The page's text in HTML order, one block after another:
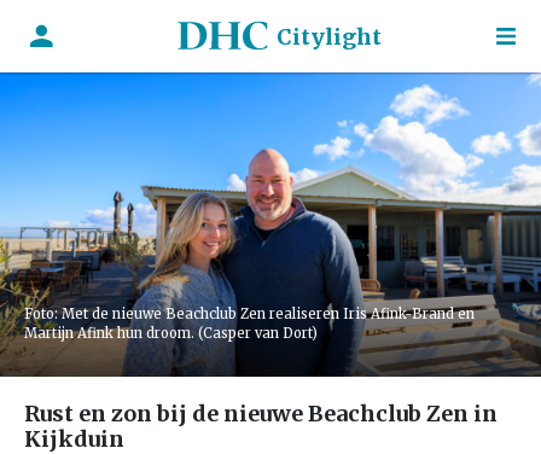
Citylight
Foto: Met de nieuwe Beachclub Zen realiseren Iris Afink-Brand en
Martijn Afink hun droom. (Casper van Dort)
Rust en zon bij de nieuwe Beachclub Zen in
Kijkduin